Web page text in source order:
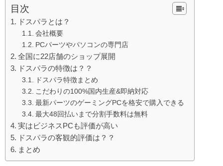
目次
ドスパラとは？
会社概要
PCパーツやパソコンの専門店
全国に22店舗のショップ展開
ドスパラの特徴は？？
ドスパラ特徴まとめ
こだわりの100%国内生産&即納対応
最新パーツのゲーミングPCを格安で購入できる
最大48回払いまで分割手数料は無料
実はビジネスPCも評価が高い
ドスパラの客観的評価は？？
まとめ